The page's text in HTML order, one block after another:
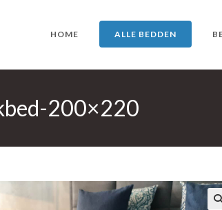
HOME ALLE BEDDEN
200×220